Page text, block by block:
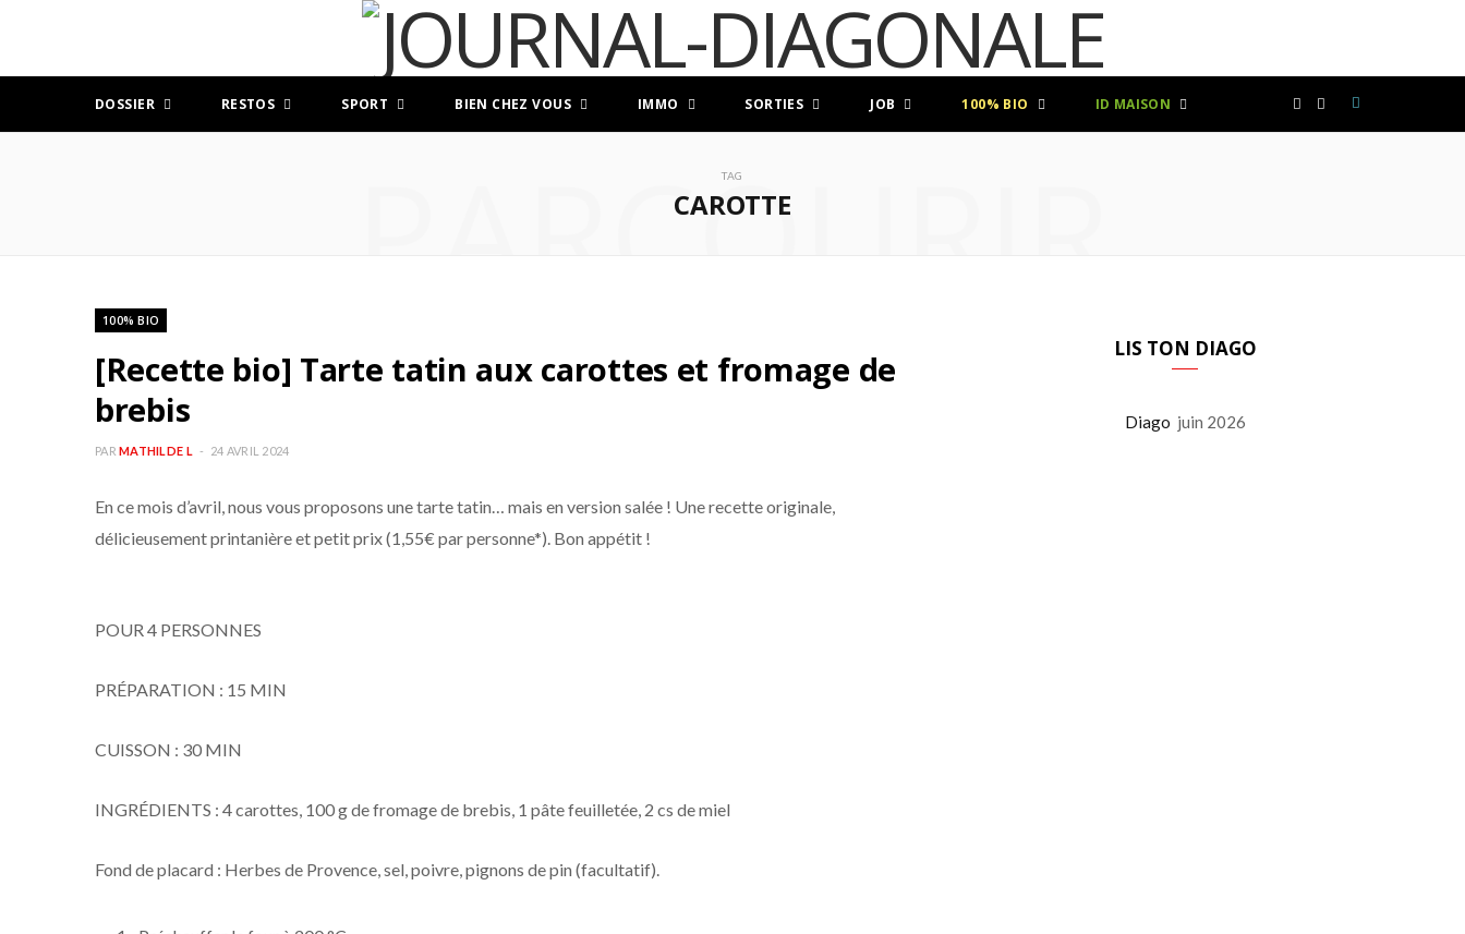
DOSSIER RESTOS SPORT BIEN CHEZ VOUS IMMO SORTIES JOB 100% BIO ID MAISON
TAG
CAROTTE
PARCOURIR
100% BIO
[Recette bio] Tarte tatin aux carottes et fromage de
brebis
PAR MATHILDE L 24 AVRIL 2024
En ce mois d’avril, nous vous proposons une tarte tatin… mais en version salée ! Une recette originale,
délicieusement printanière et petit prix (1,55€ par personne*). Bon appétit !
POUR 4 PERSONNES
PRÉPARATION : 15 MIN
CUISSON : 30 MIN
INGRÉDIENTS : 4 carottes, 100 g de fromage de brebis, 1 pâte feuilletée, 2 cs de miel
Fond de placard : Herbes de Provence, sel, poivre, pignons de pin (facultatif).
LIS TON DIAGO
Diago juin 2026